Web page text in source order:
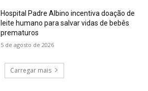
Hospital Padre Albino incentiva doação de
leite humano para salvar vidas de bebês
prematuros
5 de agosto de 2026
Carregar mais